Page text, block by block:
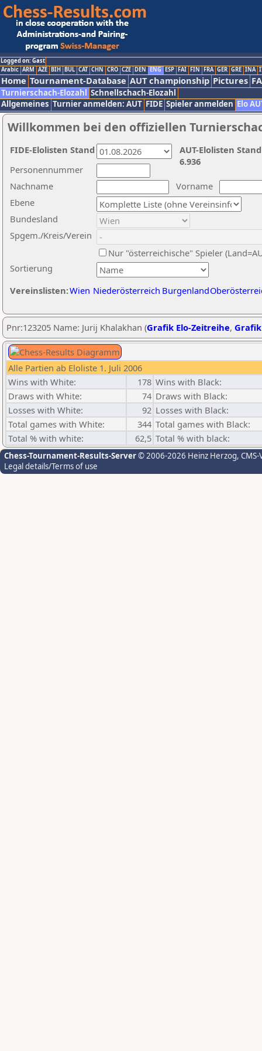
Logged on: Gast
Arabic ARM AZE BIH BUL CAT CHN CRO CZE DEN ENG ESP FAI FIN FRA GER GRE INA
Home Tournament-Database AUT championship Pictures
Turnierschach-Elozahl Schnellschach-Elozahl
Allgemeines Turnier anmelden: AUT FIDE Spieler anmelden Elo
Willkommen bei den offiziellen
Nachname
Vorname
Ebene
Sortierung
Personennummer
Bundesland
Spgem./Kreis/Verein
Nur "österreichische" Spieler
Vereinslisten:Wien Niederösterreich Burgenland
AUT-Elolisten
6.936
FIDE-Elolisten Stand
Pnr:123205 Name: Jurij Khalakhan (Grafik Elo-Zeitreihe,
Alle Partien ab Eloliste 1. Juli 2006
Wins with White:
178 Wins with Black:
Draws with White:
74 Draws with Black:
Losses with White:
92 Losses with Black:
Total games with White:
344 Total games with Black:
Total % with white:
62,5 Total % with black:
Chess-Tournament-Results-Server© 2006-2026 Heinz Herzog,
Legal details/Terms of use